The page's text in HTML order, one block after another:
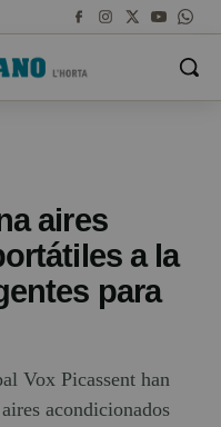
aires
a la
para
Vox Picassent han
acondicionados